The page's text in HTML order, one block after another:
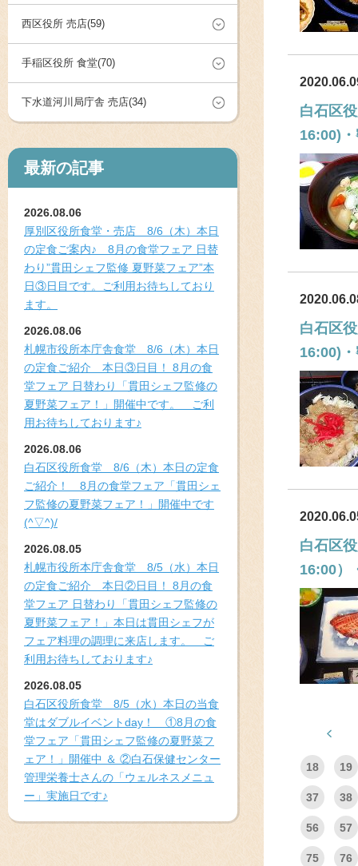
西区役所 売店(59)
手稲区役所 食堂(70)
下水道河川局庁舎 売店(34)
最新の記事
2026.08.06
厚別区役所食堂・売店 8/6（木）本日
の定食ご案内♪ 8月の食堂フェア 日替
わり”貫田シェフ監修 夏野菜フェア”本
日③日目です。ご利用お待ちしており
ます。
2026.08.06
札幌市役所本庁舎食堂 8/6（木）本日
の定食ご紹介 本日③日目！ 8月の食
堂フェア 日替わり「貫田シェフ監修の
夏野菜フェア！」開催中です。 ご利
用お待ちしております♪
2026.08.06
白石区役所食堂 8/6（木）本日の定食
ご紹介！ 8月の食堂フェア「貫田シェ
フ監修の夏野菜フェア！」開催中です
(^▽^)/
2026.08.05
札幌市役所本庁舎食堂 8/5（水）本日
の定食ご紹介 本日②日目！ 8月の食
堂フェア 日替わり「貫田シェフ監修の
夏野菜フェア！」本日は貫田シェフが
フェア料理の調理に来店します。 ご
利用お待ちしております♪
2026.08.05
白石区役所食堂 8/5（水）本日の当食
堂はダブルイベントday！ ①8月の食
堂フェア「貫田シェフ監修の夏野菜フ
ェア！」開催中 ＆ ②白石保健センター
管理栄養士さんの「ウェルネスメニュ
ー」実施日です♪
白石区
16:00)
白石区
16:00)
白石区
16:00）
18 19
37 38
56 57
75 76